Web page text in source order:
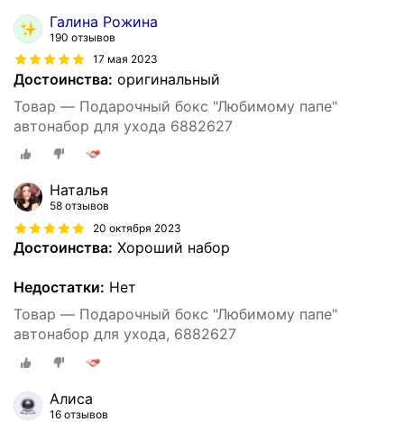
Галина Рожина
190 отзывов
17 мая 2023
Достоинства: оригинальный
Товар — Подарочный бокс "Любимому папе"
автонабор для ухода 6882627
Наталья
58 отзывов
20 октября 2023
Достоинства: Хороший набор
Недостатки: Нет
Товар — Подарочный бокс "Любимому папе"
автонабор для ухода, 6882627
Алиса
16 отзывов